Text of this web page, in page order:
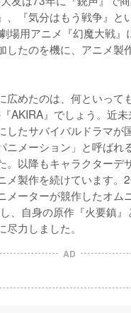
、『気分はもう戦争』と
場用アニメ『幻魔大戦』
したのを機に、アニメ製
広めたのは、何といって
AKIRA』でしょう。近
したサバイバルドラマが
ニメーション」と呼ばれ
。以降もキャラクターデ
メ製作を続けています。
メーターが競作したオム
、自身の原作『火要鎮
力しました。
AD